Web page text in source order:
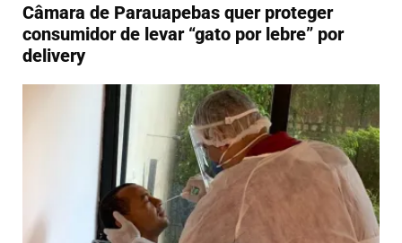
Câmara de Parauapebas quer proteger
consumidor de levar “gato por lebre” por
delivery